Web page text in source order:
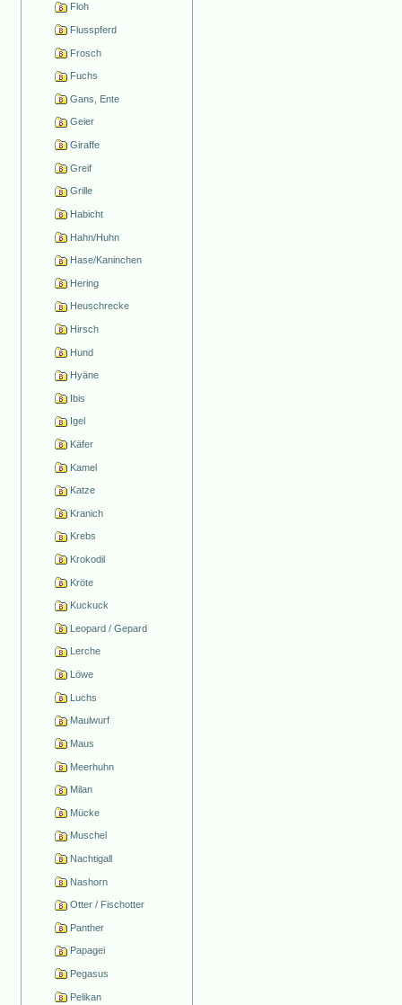
Floh
Flusspferd
Frosch
Fuchs
Gans, Ente
Geier
Giraffe
Greif
Grille
Habicht
Hahn/Huhn
Hase/Kaninchen
Hering
Heuschrecke
Hirsch
Hund
Hyäne
Ibis
Igel
Käfer
Kamel
Katze
Kranich
Krebs
Krokodil
Kröte
Kuckuck
Leopard / Gepard
Lerche
Löwe
Luchs
Maulwurf
Maus
Meerhuhn
Milan
Mücke
Muschel
Nachtigall
Nashorn
Otter / Fischotter
Panther
Papagei
Pegasus
Pelikan